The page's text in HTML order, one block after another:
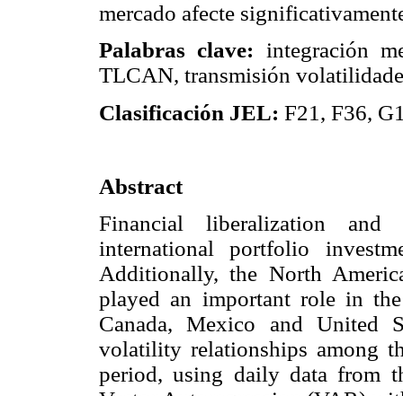
mercado afecte
Palabras clave: integración
TLCAN, transmisión
Clasificación JEL: F21, F36,
Abstract
Financial liberalization
international portfolio
Additionally, the North
played an important role in
Canada, Mexico and United
volatility relationships among
period, using daily data from